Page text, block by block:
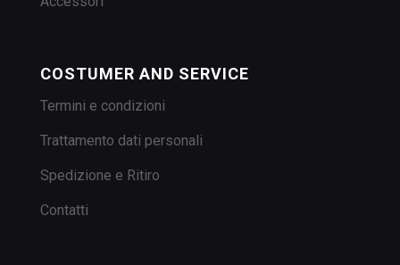
COSTUMER AND SERVICE
Termini e condizioni
Trattamento dati personali
Spedizione e Ritiro
Contatti